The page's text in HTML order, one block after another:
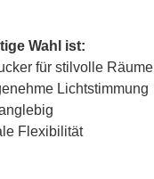
Wahl ist:
für stilvolle Räume
Lichtstimmung
Flexibilität